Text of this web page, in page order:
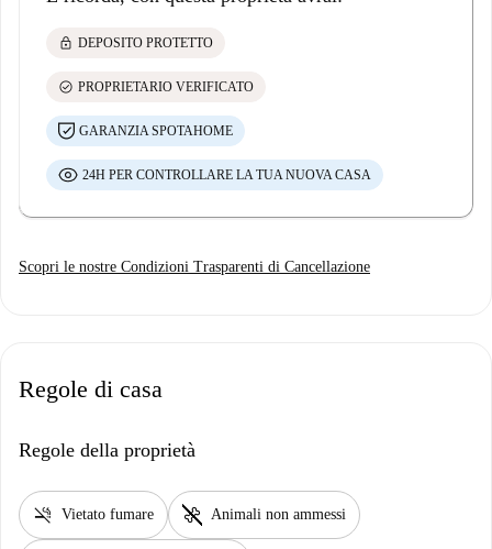
lock DEPOSITO PROTETTO
check_circle PROPRIETARIO VERIFICATO
GARANZIA SPOTAHOME
24H PER CONTROLLARE LA TUA NUOVA CASA
Scopri le nostre Condizioni Trasparenti di Cancellazione
Regole di casa
Regole della proprietà
smoke_free Vietato fumare pet_supplies Animali non ammessi